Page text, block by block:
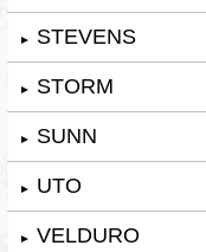
► STEVENS
► STORM
► SUNN
► UTO
► VELDURO